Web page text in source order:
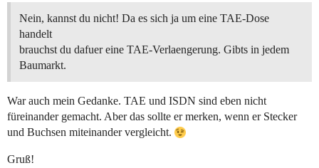
Nein, kannst du nicht! Da es sich ja um eine TAE-Dose
handelt
brauchst du dafuer eine TAE-Verlaengerung. Gibts in jedem
Baumarkt.
War auch mein Gedanke. TAE und ISDN sind eben nicht
füreinander gemacht. Aber das sollte er merken, wenn er Stecker
und Buchsen miteinander vergleicht.
Gruß!